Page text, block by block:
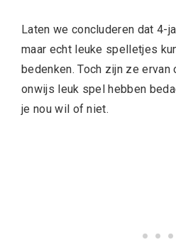
Laten we concluderen dat 4-
maar echt leuke spelletjes
bedenken. Toch zijn ze
onwijs leuk spel hebben
je nou wil of niet.